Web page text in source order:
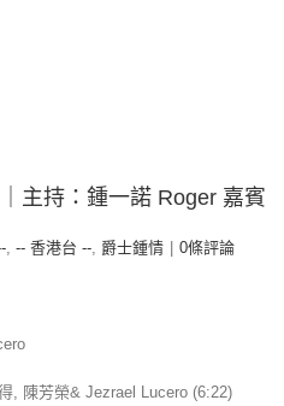
主持：鍾一諾 Roger 嘉賓
, -- 香港台 --, 爵士鍾情 0條評論
, 陳芳榮& Jezrael Lucero (6:22)